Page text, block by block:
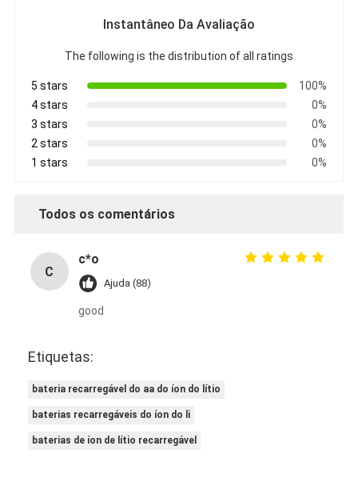
Instantâneo Da Avaliação
The following is the distribution of all ratings
5 stars
100%
4 stars
0%
3 stars
0%
2 stars
0%
1 stars
0%
Todos os comentários
C
c*o
Ajuda (88)
good
Etiquetas:
bateria recarregável do aa do íon do lítio
baterias recarregáveis do íon do li
baterias de íon de lítio recarregável